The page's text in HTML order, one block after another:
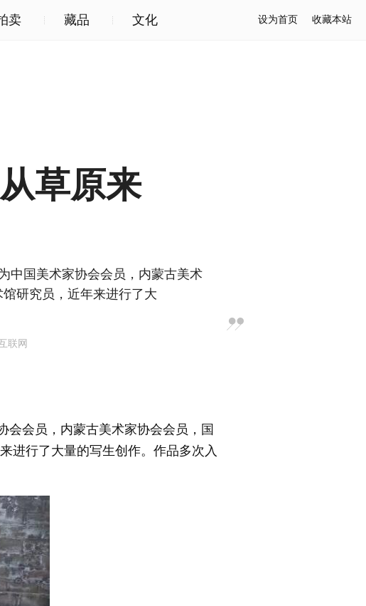
卖 藏品 文化 设为首页 收藏本站
草原来
中国美术家协会会员，内蒙古美术
研究员，近年来进行了大
联网
会会员，内蒙古美术家协会会员，国
进行了大量的写生创作。作品多次入